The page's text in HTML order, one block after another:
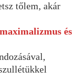
tőlem, akár
és